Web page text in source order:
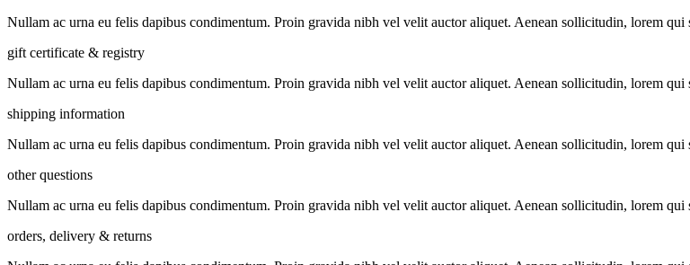
Nullam ac urna eu felis dapibus condimentum. Proin gravida nibh vel velit auctor aliquet. Aenean sollicitudin, lorem
gift certificate & registry
Nullam ac urna eu felis dapibus condimentum. Proin gravida nibh vel velit auctor aliquet. Aenean sollicitudin, lorem
shipping information
Nullam ac urna eu felis dapibus condimentum. Proin gravida nibh vel velit auctor aliquet. Aenean sollicitudin, lorem
other questions
Nullam ac urna eu felis dapibus condimentum. Proin gravida nibh vel velit auctor aliquet. Aenean sollicitudin, lorem
orders, delivery & returns